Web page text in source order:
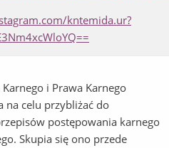
kntemida.ur?
i Prawa Karnego
na celu przybliżać do
postępowania karnego
Skupia się ono przede